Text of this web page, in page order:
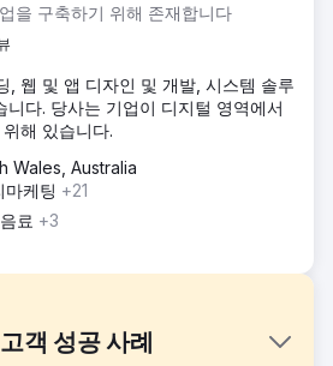
을 구축하기 위해 존재합니다
, 웹 및 앱 디자인 및 개발, 시스템 솔루
니다. 당사는 기업이 디지털 영역에서
해 있습니다.
Wales, Australia
마케팅 +21
료 +3
객 성공 사례